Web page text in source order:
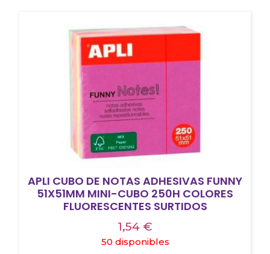
APLI CUBO DE NOTAS ADHESIVAS FUNNY
51X51MM MINI-CUBO 250H COLORES
FLUORESCENTES SURTIDOS
1,54 €
50 disponibles